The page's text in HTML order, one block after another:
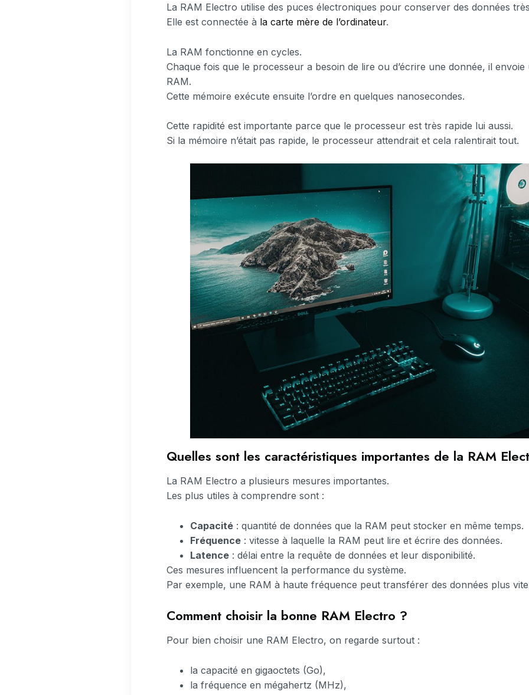
La RAM Electro utilise des puces électroniques pour conserver des données
Elle est connectée à la carte mère de l’ordinateur.
La RAM fonctionne en cycles.
Chaque fois que le processeur a besoin de lire ou d’écrire une donnée, il
RAM.
Cette mémoire exécute ensuite l’ordre en quelques nanosecondes.
Cette rapidité est importante parce que le processeur est très rapide lui aussi.
Si la mémoire n’était pas rapide, le processeur attendrait et cela ralentirait tout.
Quelles sont les caractéristiques importantes de la RAM
La RAM Electro a plusieurs mesures importantes.
Les plus utiles à comprendre sont :
Capacité : quantité de données que la RAM peut stocker en même temps.
Fréquence : vitesse à laquelle la RAM peut lire et écrire des données.
Latence : délai entre la requête de données et leur disponibilité.
Ces mesures influencent la performance du système.
Par exemple, une RAM à haute fréquence peut transférer des données plus
Comment choisir la bonne RAM Electro ?
Pour bien choisir une RAM Electro, on regarde surtout :
la capacité en gigaoctets (Go),
la fréquence en mégahertz (MHz),